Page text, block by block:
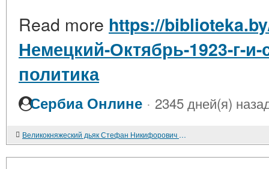
Read more https://
Немецкий-Октябрь-1923-г-
политика
Сербиа Онлине · 2345 дней(я)
Великокняжеский дьяк Стефан Никифорович Бородатый